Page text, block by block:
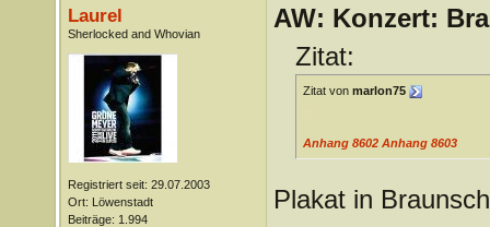
Laurel
Sherlocked and Whovian
Registriert seit: 29.07.2003
Ort: Löwenstadt
Beiträge: 1.994
AW: Konzert:
Zitat:
Zitat von marlon75
Anhang 8602 Anhang 8603
Plakat in